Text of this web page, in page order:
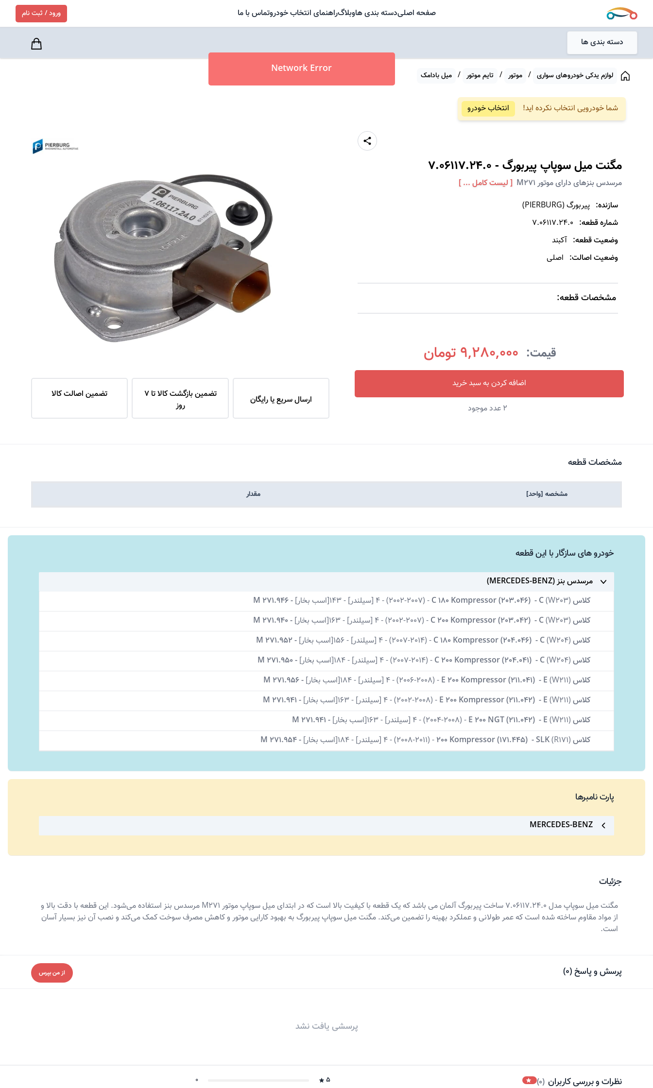
صفحه اصلیدسته بندی هاوبلاگراهنمای انتخاب خودروتماس با ما ورود / ثبت نام
دسته بندی ها
Network Error
لوازم یدکی خودروهای سواری / موتور / تایم موتور / میل بادامک
شما خودرویی انتخاب نکرده اید! انتخاب خودرو
مگنت میل سوپاپ پیربورگ -
7.06117.24.0
مرسدس بنزهای دارای موتور M271
[ لیست کامل ... ]
سازنده: پیربورگ (
PIERBURG
)
شماره قطعه: 7.06117.24.0
وضعیت قطعه: آکبند
وضعیت اصالت: اصلی
مشخصات قطعه:
قیمت: 9,280,000 تومان
اضافه کردن به سبد خرید
2 عدد موجود
ارسال سریع یا رایگان
تضمین بازگشت کالا تا 7
روز
تضمین اصالت کالا
مشخصات قطعه
مشخصه [واحد] مقدار
خودرو های سازگار با این قطعه
مرسدس بنز (MERCEDES-BENZ)
کلاس C
(W203)
-
C 180 Kompressor (203.046)
-
(2002-2007)
-4 [سیلندر] - 143[اسب بخار] -
M 271.946
کلاس C
(W203)
-
C 200 Kompressor (203.042)
-
(2002-2007)
-4 [سیلندر] - 163[اسب بخار] -
M 271.940
کلاس C
(W204)
-
C 180 Kompressor (204.046)
-
(2007-2014)
-4 [سیلندر] -156[اسب بخار] -
M 271.952
کلاس C
(W204)
-
C 200 Kompressor (204.041)
-
(2007-2014)
-4 [سیلندر] -184[اسب بخار] -
M 271.950
کلاس E
(W211)
-
E 200 Kompressor (211.041)
-
(2006-2008)
-4 [سیلندر] -184[اسب بخار] -
M 271.956
کلاس E
(W211)
-
E 200 Kompressor (211.042)
-
(2002-2008)
-4 [سیلندر] - 163[اسب بخار] -
M 271.941
کلاس E
(W211)
-
E 200 NGT (211.042)
-
(2004-2008)
-4 [سیلندر] - 163[اسب بخار] -
M 271.941
کلاس SLK
(R171)
-
200 Kompressor (171.445)
-
(2008-2011)
-4 [سیلندر] -184[اسب بخار] -
M 271.954
پارت نامبرها
MERCEDES-BENZ
جزئیات
مگنت میل سوپاپ مدل 7.06117.24.0 ساخت پیربورگ آلمان می باشد که یک قطعه با کیفیت بالا است که در ابتدای میل سوپاپ موتور M271 مرسدس بنز استفاده می‌شود. این قطعه با دقت بالا و
از مواد مقاوم ساخته شده است که عمر طولانی و عملکرد بهینه را تضمین می‌کند. مگنت میل سوپاپ پیربورگ به بهبود کارایی موتور و کاهش مصرف سوخت کمک می‌کند و نصب آن نیز بسیار آسان
است.
پرسش و پاسخ (
0
) از من بپرس
پرسشی یافت نشد
5
0
نظرات و بررسی کاربران (
0
)